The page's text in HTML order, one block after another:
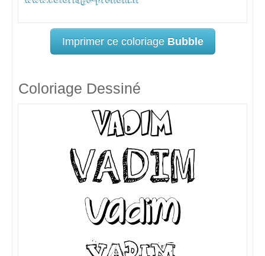
Imprimer ce coloriage Bubble
Coloriage Dessiné